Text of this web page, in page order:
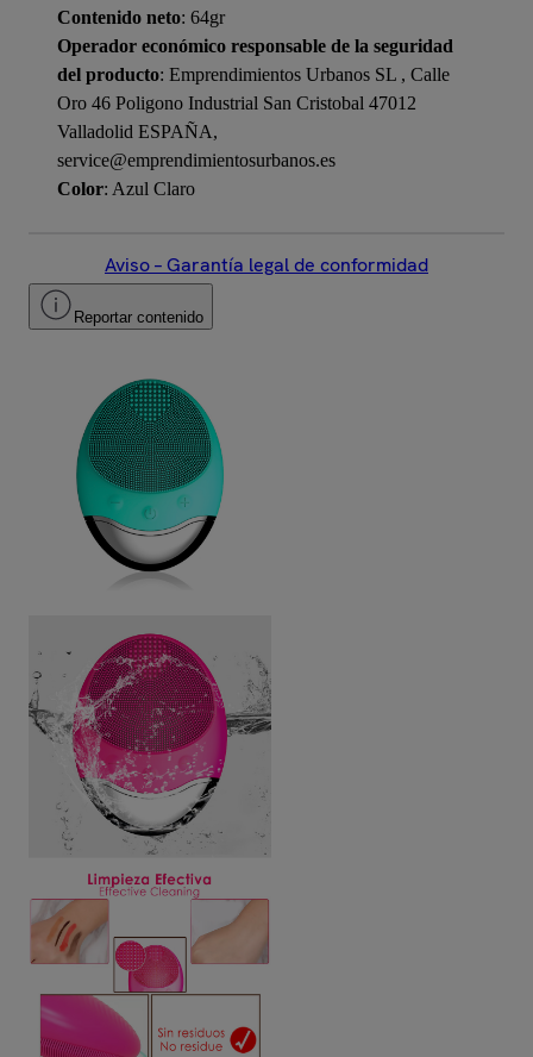
Contenido neto: 64gr
Operador económico responsable de la seguridad
del producto: Emprendimientos Urbanos SL , Calle
Oro 46 Poligono Industrial San Cristobal 47012
Valladolid ESPAÑA,
service@emprendimientosurbanos.es
Color: Azul Claro
Aviso – Garantía legal de conformidad
Reportar contenido